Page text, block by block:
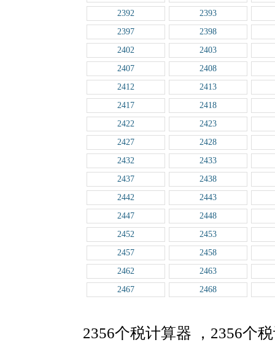
2392
2393
2397
2398
2402
2403
2407
2408
2412
2413
2417
2418
2422
2423
2427
2428
2432
2433
2437
2438
2442
2443
2447
2448
2452
2453
2457
2458
2462
2463
2467
2468
2356个税计算器
，2356个